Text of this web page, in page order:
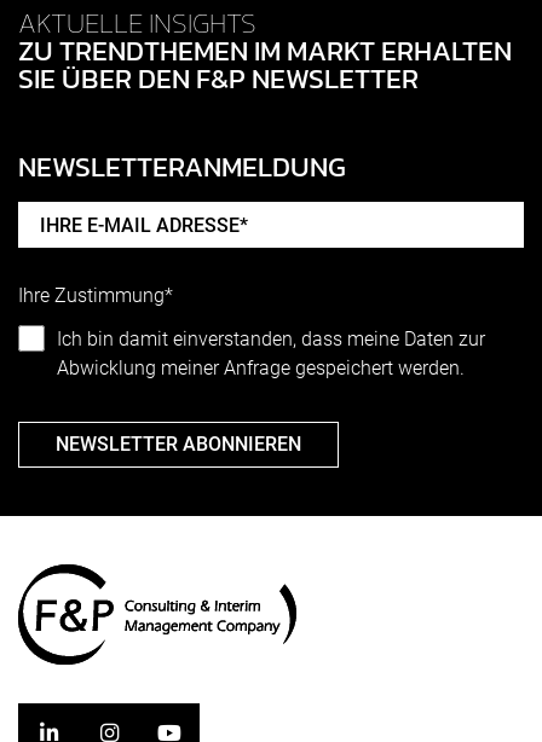
AKTUELLE INSIGHTS
ZU TRENDTHEMEN IM MARKT ERHALTEN
SIE ÜBER DEN F&P NEWSLETTER
NEWSLETTERANMELDUNG
Ihre Zustimmung*
Ich bin damit einverstanden, dass meine Daten zur
Abwicklung meiner Anfrage gespeichert werden.
NEWSLETTER ABONNIEREN